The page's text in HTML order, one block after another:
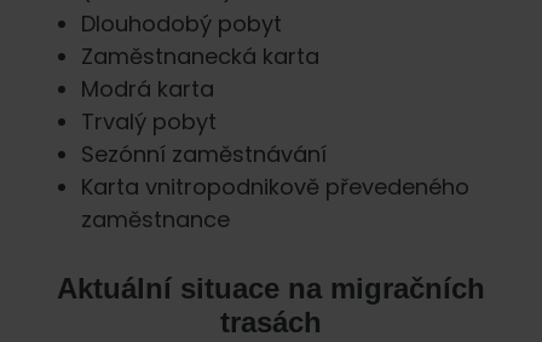
Dlouhodobý pobyt
Zaměstnanecká karta
Modrá karta
Trvalý pobyt
Sezónní zaměstnávání
Karta vnitropodnikově převedeného
zaměstnance
Aktuální situace na migračních
trasách